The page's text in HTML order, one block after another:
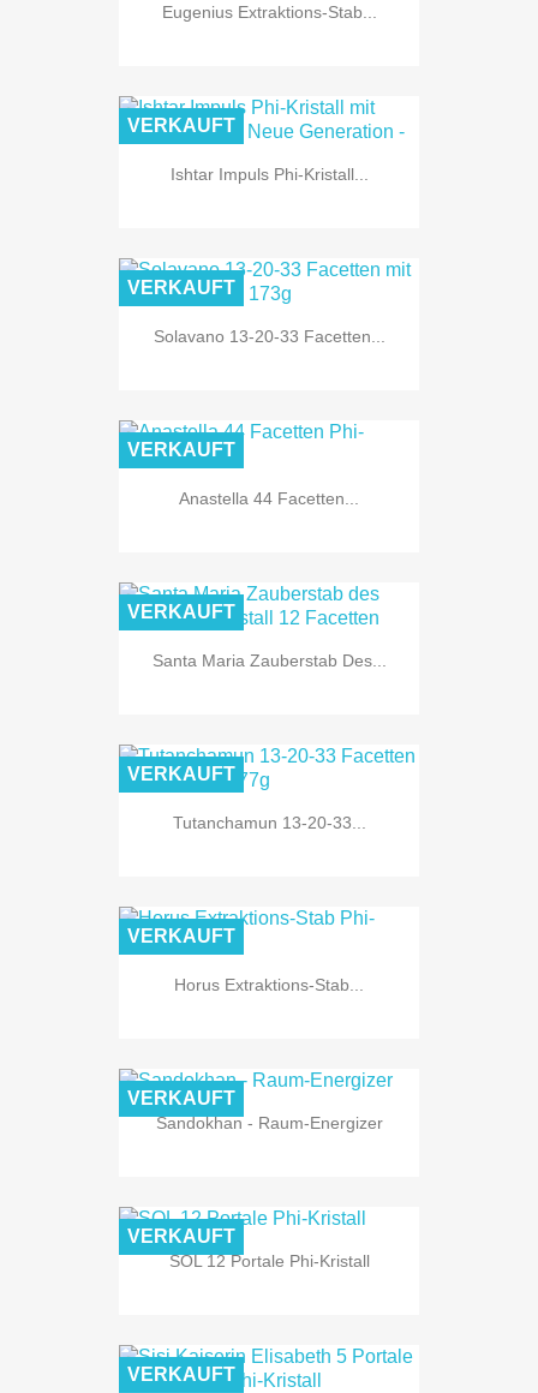
Eugenius Extraktions-Stab...
Ishtar Impuls Phi-Kristall...
VERKAUFT
Solavano 13-20-33 Facetten...
VERKAUFT
Anastella 44 Facetten...
VERKAUFT
Santa Maria Zauberstab Des...
VERKAUFT
Tutanchamun 13-20-33...
VERKAUFT
Horus Extraktions-Stab...
VERKAUFT
Sandokhan - Raum-Energizer
VERKAUFT
SOL 12 Portale Phi-Kristall
VERKAUFT
VERKAUFT